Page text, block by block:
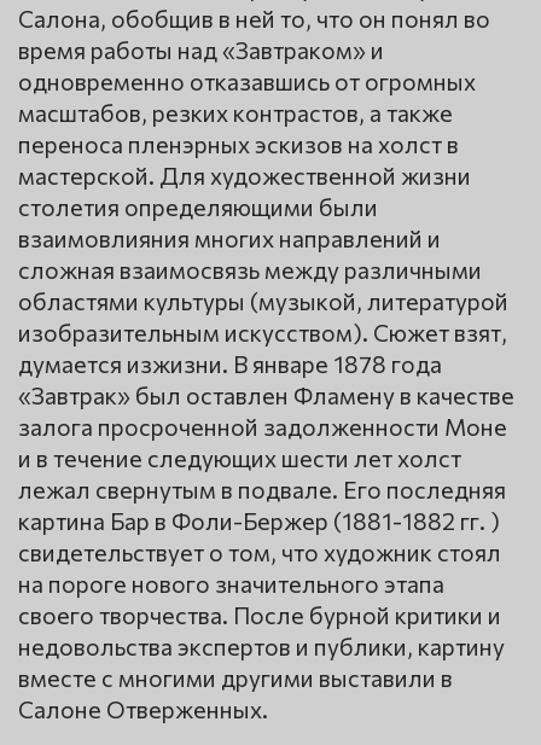
Салона, обобщив в ней то, что он понял во
время работы над «Завтраком» и
одновременно отказавшись от огромных
масштабов, резких контрастов, а также
переноса пленэрных эскизов на холст в
мастерской. Для художественной жизни
столетия определяющими были
взаимовлияния многих направлений и
сложная взаимосвязь между различными
областями культуры (музыкой, литературой
изобразительным искусством). Сюжет взят,
думается изжизни. В январе 1878 года
«Завтрак» был оставлен Фламену в качестве
залога просроченной задолженности Моне
и в течение следующих шести лет холст
лежал свернутым в подвале. Его последняя
картина Бар в Фоли-Бержер (1881-1882 гг. )
свидетельствует о том, что художник стоял
на пороге нового значительного этапа
своего творчества. После бурной критики и
недовольства экспертов и публики, картину
вместе с многими другими выставили в
Салоне Отверженных.